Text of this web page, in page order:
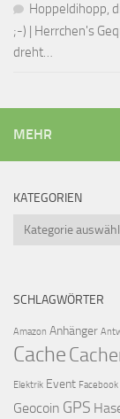
Hoppeldihopp,
;-) | Herrchen's
dreht…
MEHR
KATEGORIEN
Kategorien
SCHLAGWÖRTER
Amazon Anhänger
Cache
Elektrik Event Facebook
Geocoin GPS